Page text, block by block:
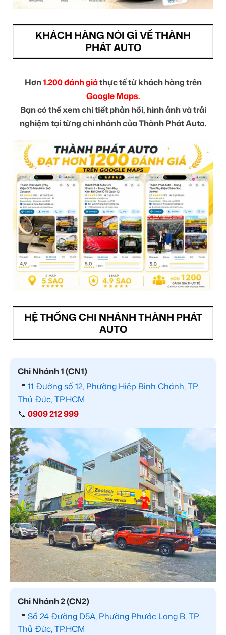
KHÁCH HÀNG NÓI GÌ VỀ THÀNH
PHÁT AUTO
Hơn1.200 đánh giáthực tế từ khách hàng trên
Google Maps.
Bạn có thể xem chi tiết phản hồi, hình ảnh và trải
nghiệm tại từng chi nhánh của Thành Phát Auto.
HỆ THỐNG CHI NHÁNH THÀNH PHÁT
AUTO
Chi Nhánh 1 (CN1)
📍 11 Đường số 12, Phường Hiệp Bình Chánh, TP.
Thủ Đức, TP.HCM
📞 0909 212 999
Chi Nhánh 2 (CN2)
📍 Số 24 Đường D5A, Phường Phước Long B, TP.
Thủ Đức, TP.HCM